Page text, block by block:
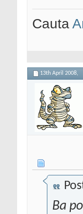
Cauta
13th April 2008,
Ba